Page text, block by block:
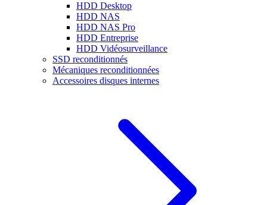
HDD Desktop
HDD NAS
HDD NAS Pro
HDD Entreprise
HDD Vidéosurveillance
SSD reconditionnés
Mécaniques reconditionnées
Accessoires disques internes